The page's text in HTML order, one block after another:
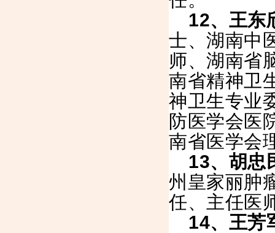
12、王东
士、湖南中
师、湖南省
南省精神卫
神卫生专业
防医学会医
南省医学会
13、胡忠
州皇家丽肿
任、主任医
14、王芳